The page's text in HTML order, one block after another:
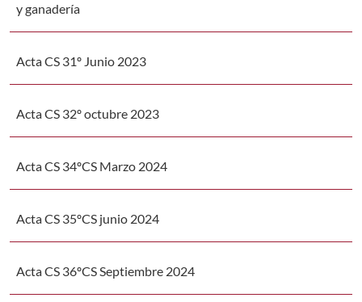
y ganadería
Acta CS 31º Junio 2023
Acta CS 32º octubre 2023
Acta CS 34ºCS Marzo 2024
Acta CS 35ºCS junio 2024
Acta CS 36ºCS Septiembre 2024